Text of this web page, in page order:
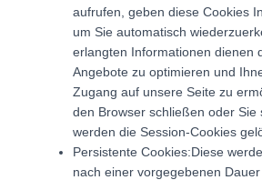
aufrufen, geben diese Cookies
um Sie automatisch
erlangten Informationen dienen
Angebote zu optimieren und
Zugang auf unsere Seite zu
den Browser schließen oder Sie
werden die Session-Cookies
Persistente Cookies:Diese
nach einer vorgegebenen